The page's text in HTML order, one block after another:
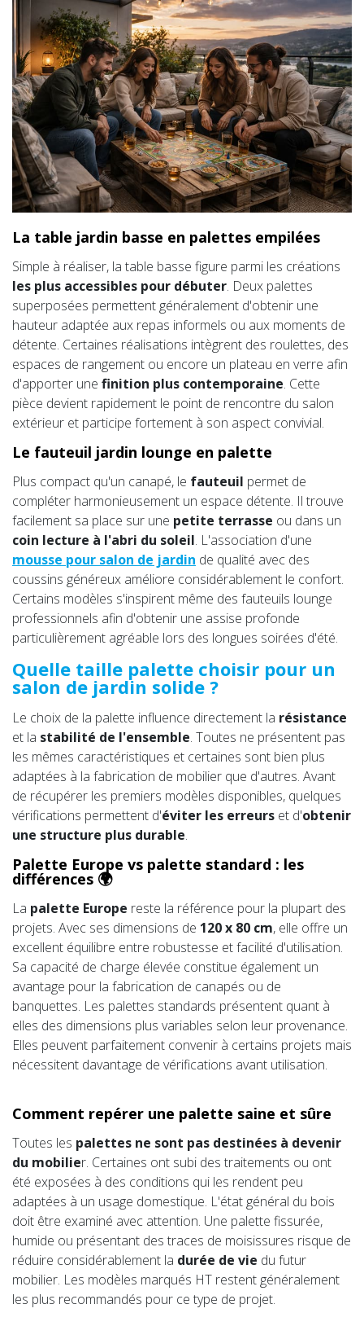
La table jardin basse en palettes empilées
Simple à réaliser, la table basse figure parmi les créations
les plus accessibles pour débuter. Deux palettes
superposées permettent généralement d'obtenir une
hauteur adaptée aux repas informels ou aux moments de
détente. Certaines réalisations intègrent des roulettes, des
espaces de rangement ou encore un plateau en verre afin
d'apporter une finition plus contemporaine. Cette
pièce devient rapidement le point de rencontre du salon
extérieur et participe fortement à son aspect convivial.
Le fauteuil jardin lounge en palette
Plus compact qu'un canapé, le fauteuil permet de
compléter harmonieusement un espace détente. Il trouve
facilement sa place sur une petite terrasse ou dans un
coin lecture à l'abri du soleil. L'association d'une
mousse pour salon de jardin de qualité avec des
coussins généreux améliore considérablement le confort.
Certains modèles s'inspirent même des fauteuils lounge
professionnels afin d'obtenir une assise profonde
particulièrement agréable lors des longues soirées d'été.
Quelle taille palette choisir pour un
salon de jardin solide ?
Le choix de la palette influence directement la résistance
et la stabilité de l'ensemble. Toutes ne présentent pas
les mêmes caractéristiques et certaines sont bien plus
adaptées à la fabrication de mobilier que d'autres. Avant
de récupérer les premiers modèles disponibles, quelques
vérifications permettent d'éviter les erreurs et d'obtenir
une structure plus durable.
Palette Europe vs palette standard : les
différences 🌍
La palette Europe reste la référence pour la plupart des
projets. Avec ses dimensions de 120 x 80 cm, elle offre un
excellent équilibre entre robustesse et facilité d'utilisation.
Sa capacité de charge élevée constitue également un
avantage pour la fabrication de canapés ou de
banquettes. Les palettes standards présentent quant à
elles des dimensions plus variables selon leur provenance.
Elles peuvent parfaitement convenir à certains projets mais
nécessitent davantage de vérifications avant utilisation.
Comment repérer une palette saine et sûre
Toutes les palettes ne sont pas destinées à devenir
du mobilier. Certaines ont subi des traitements ou ont
été exposées à des conditions qui les rendent peu
adaptées à un usage domestique. L'état général du bois
doit être examiné avec attention. Une palette fissurée,
humide ou présentant des traces de moisissures risque de
réduire considérablement la durée de vie du futur
mobilier. Les modèles marqués HT restent généralement
les plus recommandés pour ce type de projet.